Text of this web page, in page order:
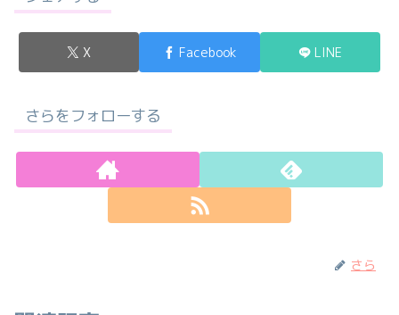
X Facebook LINE
さらをフォローする
さら